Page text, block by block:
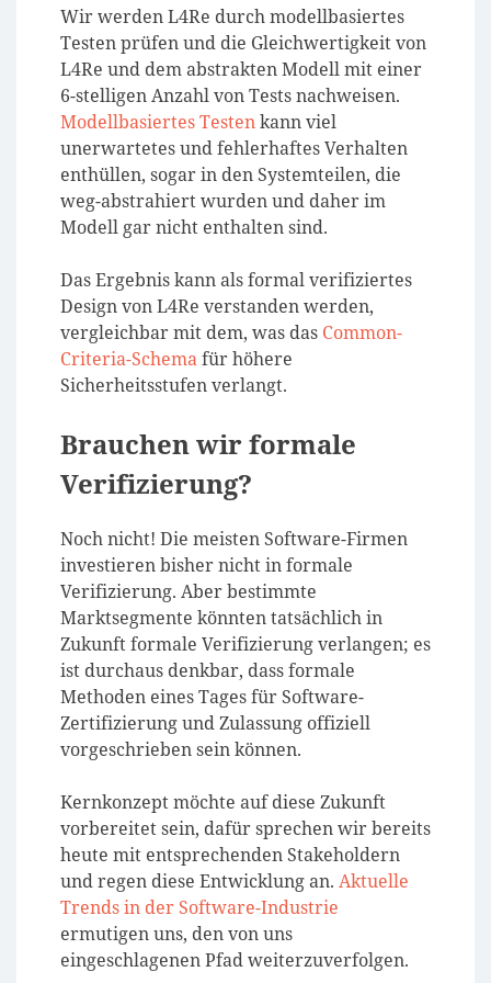
Wir werden L4Re durch modellbasiertes
Testen prüfen und die Gleichwertigkeit von
L4Re und dem abstrakten Modell mit einer
6-stelligen Anzahl von Tests nachweisen.
Modellbasiertes Testenkann viel
unerwartetes und fehlerhaftes Verhalten
enthüllen, sogar in den Systemteilen, die
weg-abstrahiert wurden und daher im
Modell gar nicht enthalten sind.
Das Ergebnis kann als formal verifiziertes
Design von L4Re verstanden werden,
vergleichbar mit dem, was das Common-
Criteria-Schemafür höhere
Sicherheitsstufen verlangt.
Brauchen wir formale
Verifizierung?
Noch nicht! Die meisten Software-Firmen
investieren bisher nicht in formale
Verifizierung. Aber bestimmte
Marktsegmente könnten tatsächlich in
Zukunft formale Verifizierung verlangen; es
ist durchaus denkbar, dass formale
Methoden eines Tages für Software-
Zertifizierung und Zulassung offiziell
vorgeschrieben sein können.
Kernkonzept möchte auf diese Zukunft
vorbereitet sein, dafür sprechen wir bereits
heute mit entsprechenden Stakeholdern
und regen diese Entwicklung an. Aktuelle
Trends in der Software-Industrie
ermutigen uns, den von uns
eingeschlagenen Pfad weiterzuverfolgen.